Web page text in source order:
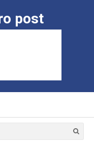
post